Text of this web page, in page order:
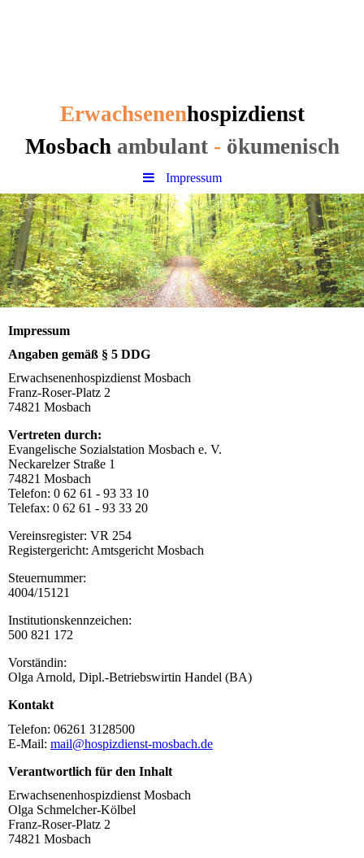
Erwachsenenhospizdienst
Mosbach ambulant - ökumenisch
Impressum
Impressum
Angaben gemäß § 5 DDG
Erwachsenenhospizdienst Mosbach
Franz-Roser-Platz 2
74821 Mosbach
Vertreten durch:
Evangelische Sozialstation Mosbach e. V.
Neckarelzer Straße 1
74821 Mosbach
Telefon: 0 62 61 - 93 33 10
Telefax: 0 62 61 - 93 33 20
Vereinsregister: VR 254
Registergericht: Amtsgericht Mosbach
Steuernummer:
4004/15121
Institutionskennzeichen:
500 821 172
Vorständin:
Olga Arnold, Dipl.-Betriebswirtin Handel (BA)
Kontakt
Telefon: 06261 3128500
E-Mail: mail@hospizdienst-mosbach.de
Verantwortlich für den Inhalt
Erwachsenenhospizdienst Mosbach
Olga Schmelcher-Kölbel
Franz-Roser-Platz 2
74821 Mosbach